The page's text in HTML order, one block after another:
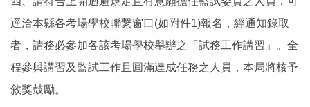
逕洽本縣各考場學校聯繫窗口(如附件1)報名，經通知錄取
者，請務必參加各該考場學校舉辦之「試務工作講習」。全
程參與講習及監試工作且圓滿達成任務之人員，本局將核予
敘獎鼓勵。